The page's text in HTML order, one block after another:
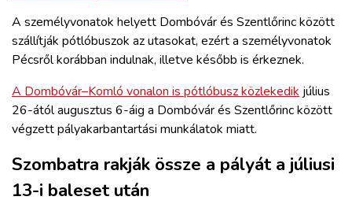
A személyvonatok helyett Dombóvár és Szentlőrinc között
szállítják pótlóbuszok az utasokat, ezért a személyvonatok
Pécsről korábban indulnak, illetve később is érkeznek.
A Dombóvár–Komló vonalon is pótlóbusz közlekedik július
26-ától augusztus 6-áig a Dombóvár és Szentlőrinc között
végzett pályakarbantartási munkálatok miatt.
Szombatra rakják össze a pályát a júliusi
13-i baleset után